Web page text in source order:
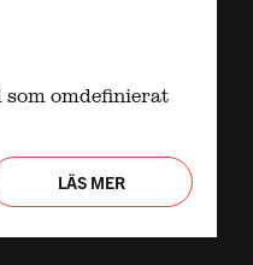
omdefinierat
LÄS MER